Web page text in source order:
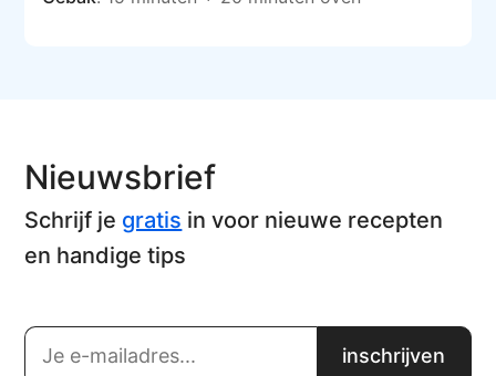
Nieuwsbrief
Schrijf je gratis in voor nieuwe recepten
en handige tips